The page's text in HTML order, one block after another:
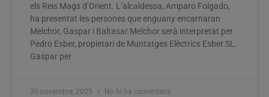
els Reis Mags d’Orient. L’alcaldessa, Amparo Folgado,
ha presentat les persones que enguany encarnaran
Melchor, Gaspar i Baltasar Melchor serà interpretat per
Pedro Esber, propietari de Muntatges Elèctrics Esber SL.
Gaspar per
30 novembre, 2025 No hi ha comentaris